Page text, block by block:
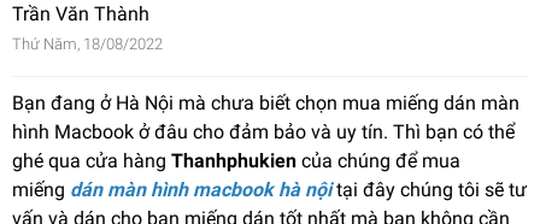
Trần Văn Thành
Thứ Năm, 18/08/2022
Bạn đang ở Hà Nội mà chưa biết chọn mua miếng dán màn
hình Macbook ở đâu cho đảm bảo và uy tín. Thì bạn có thể
ghé qua cửa hàng Thanhphukien của chúng để mua
miếng dán màn hình macbook hà nộitại đây chúng tôi sẽ tư
vấn và dán cho bạn miếng dán tốt nhất mà bạn không cần